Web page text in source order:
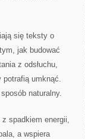
się teksty o
jak budować
z odsłuchu,
potrafią umknąć.
naturalny.
spadkiem energii,
a wspiera